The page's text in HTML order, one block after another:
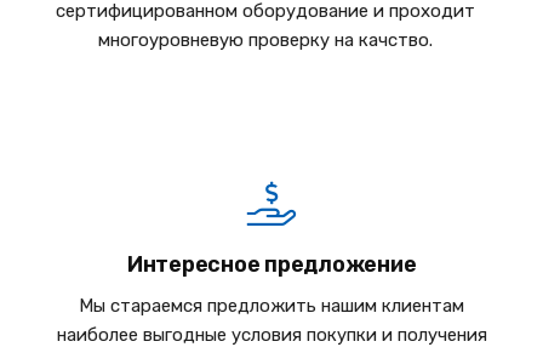
сертифицированном оборудование и проходит
многоуровневую проверку на качство.
Интересное предложение
Мы стараемся предложить нашим клиентам
наиболее выгодные условия покупки и получения